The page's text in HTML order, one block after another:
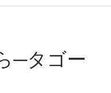
─タゴー